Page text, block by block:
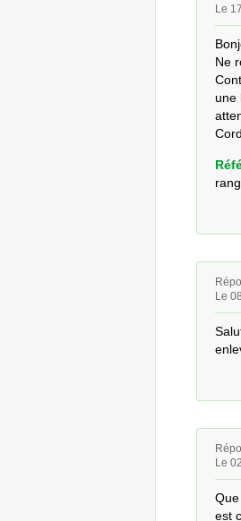
Le
Ne
une
Le
Le
est